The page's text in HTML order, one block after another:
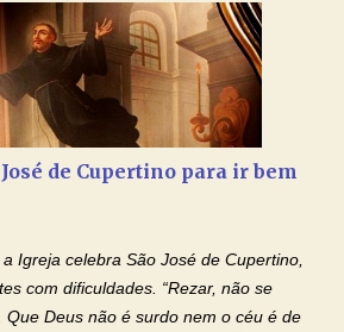
nos deste favor, da vossa intercessão
patrono, para maior glória de Deus e o
Charbel! Rogai por Nós e por todos
vosso nome e auxílio. Amén. Oração 2 Ó
Santos, Vós que inspirastes a São
da perfeição, lhe concedestes a graça
na sua vida, o heroísmo das virtudes
a castidade e a voluntária pobreza, e
de Cupertino para ir bem
Igreja celebra São José de Cupertino,
com dificuldades. “Rezar, não se
Que Deus não é surdo nem o céu é de